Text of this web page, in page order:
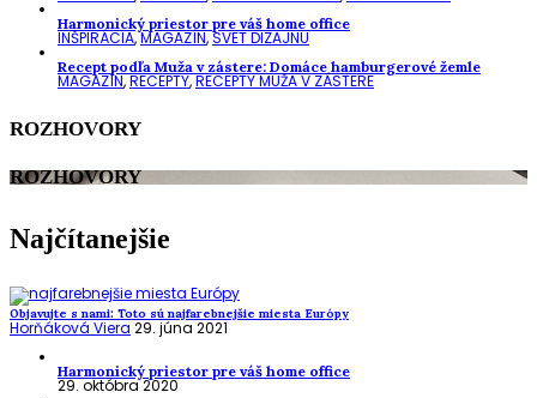
Harmonický priestor pre váš home office
INŠPIRÁCIA,MAGAZÍN,SVET DIZAJNU
Recept podľa Muža v zástere: Domáce hamburgerové žemle
MAGAZÍN,RECEPTY,RECEPTY MUŽA V ZÁSTERE
ROZHOVORY
ROZHOVORY
Najčítanejšie
Objavujte s nami: Toto sú najfarebnejšie miesta Európy
Horňáková Viera 29. júna 2021
Harmonický priestor pre váš home office
29. októbra 2020